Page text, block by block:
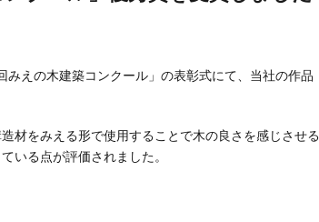
みえの木建築コンクール」の表彰式にて、当社の作
材をみえる形で使用することで木の良さを感じさせ
いる点が評価されました。